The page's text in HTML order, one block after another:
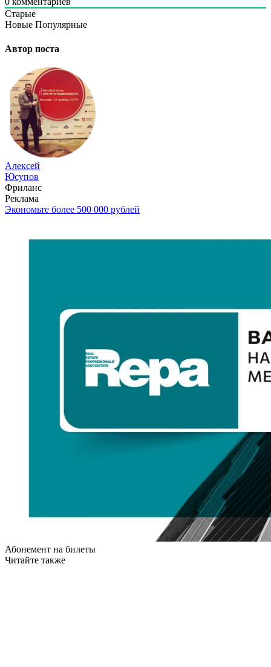
Старые
Новые Популярные
Автор поста
Алексей
Юсупов
Фриланс
Реклама
Экономьте более 500 000 рублей
Абонемент на билеты
Читайте также